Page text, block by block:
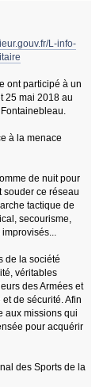
L-info-
ont participé à un
25 mai 2018 au
à la menace
de nuit pour
souder ce réseau
tactique de
secourisme,
de la société
véritables
des Armées et
de sécurité. Afin
aux missions qui
pour acquérir
des Sports de la